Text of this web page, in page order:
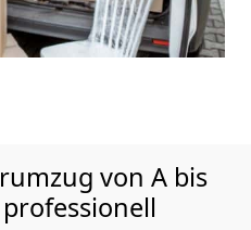
von A bis